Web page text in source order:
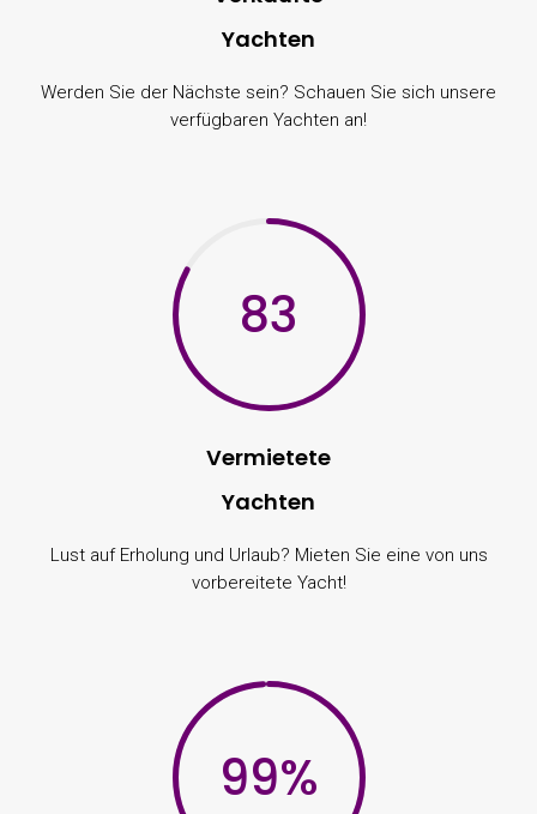
Yachten
Werden Sie der Nächste sein? Schauen Sie sich unsere
verfügbaren Yachten an!
83
Vermietete
Yachten
Lust auf Erholung und Urlaub? Mieten Sie eine von uns
vorbereitete Yacht!
99%